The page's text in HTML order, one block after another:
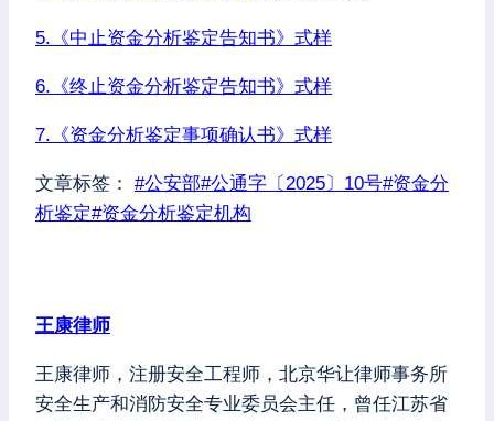
5.《中止资金分析鉴定告知书》式样
6.《终止资金分析鉴定告知书》式样
7.《资金分析鉴定事项确认书》式样
文章标签： #公安部#公通字〔2025〕10号#资金分
析鉴定#资金分析鉴定机构
王康律师
王康律师，注册安全工程师，北京华让律师事务所
安全生产和消防安全专业委员会主任，曾任江苏省